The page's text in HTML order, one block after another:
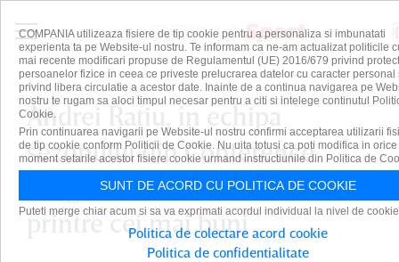
Andrei Raţiu, în echipa
sezonului din Conference
League! UEFA l-a inclus
printre cei mai buni
COMPANIA utilizeaza fisiere de tip cookie pentru a personaliza si imbunatati
experienta ta pe Website-ul nostru. Te informam ca ne-am actualizat politicile
mai recente modificari propuse de Regulamentul (UE) 2016/679 privind
persoanelor fizice in ceea ce priveste prelucrarea datelor cu caracter personal
privind libera circulatie a acestor date. Inainte de a continua navigarea pe
nostru te rugam sa aloci timpul necesar pentru a citi si intelege continutul
Cookie.
Prin continuarea navigarii pe Website-ul nostru confirmi acceptarea utilizarii
de tip cookie conform Politicii de Cookie. Nu uita totusi ca poti modifica in orice
moment setarile acestor fisiere cookie urmand instructiunile din Politica de
SUNT DE ACORD CU POLITICA DE COOKIE
Puteti merge chiar acum si sa va exprimati acordul individual la nivel de
Politica de colectare acord cookie
Politica de confidentialitate